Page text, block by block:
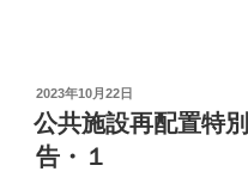
投
稿
日:
2023年10月22日
公共施設再配置特
告・１